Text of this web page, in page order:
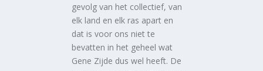
gevolg van het collectief, van
elk land en elk ras apart en
dat is voor ons niet te
bevatten in het geheel wat
Gene Zijde dus wel heeft. De